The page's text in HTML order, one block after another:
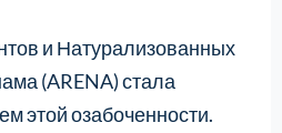
и Натурализованных
(ARENA) стала
этой озабоченности.